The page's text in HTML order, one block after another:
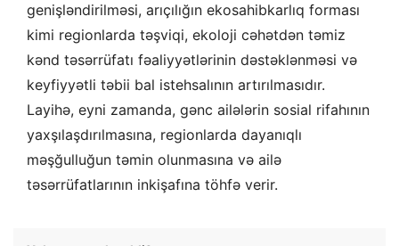
genişləndirilməsi, arıçılığın ekosahibkarlıq forması
kimi regionlarda təşviqi, ekoloji cəhətdən təmiz
kənd təsərrüfatı fəaliyyətlərinin dəstəklənməsi və
keyfiyyətli təbii bal istehsalının artırılmasıdır.
Layihə, eyni zamanda, gənc ailələrin sosial rifahının
yaxşılaşdırılmasına, regionlarda dayanıqlı
məşğulluğun təmin olunmasına və ailə
təsərrüfatlarının inkişafına töhfə verir.